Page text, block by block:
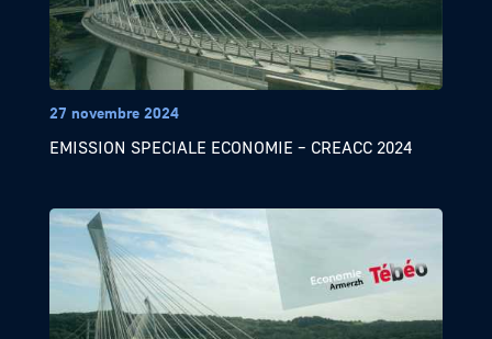
27 novembre 2024
EMISSION SPECIALE ECONOMIE – CREACC 2024